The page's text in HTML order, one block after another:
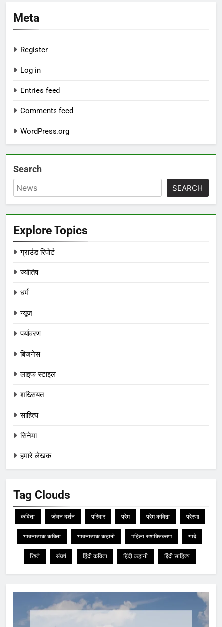
Meta
Register
Log in
Entries feed
Comments feed
WordPress.org
Search
SEARCH
Explore Topics
ग्राउंड रिपोर्ट
ज्योतिष
धर्म
न्यूज
पर्यावरण
बिजनेस
लाइफ स्टाइल
शख्सियत
साहित्य
सिनेमा
हमारे लेखक
Tag Clouds
कविता जीवन दर्शन परिवार प्रेम प्रेम कविता प्रेरणा
भावनात्मक कविता भावनात्मक कहानी महिला सशक्तिकरण यादें
रिश्ते संघर्ष हिंदी कविता हिंदी कहानी हिंदी साहित्य